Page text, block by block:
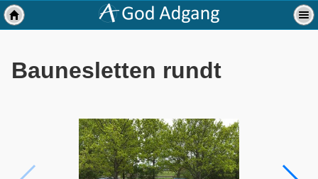
Baunesletten rundt